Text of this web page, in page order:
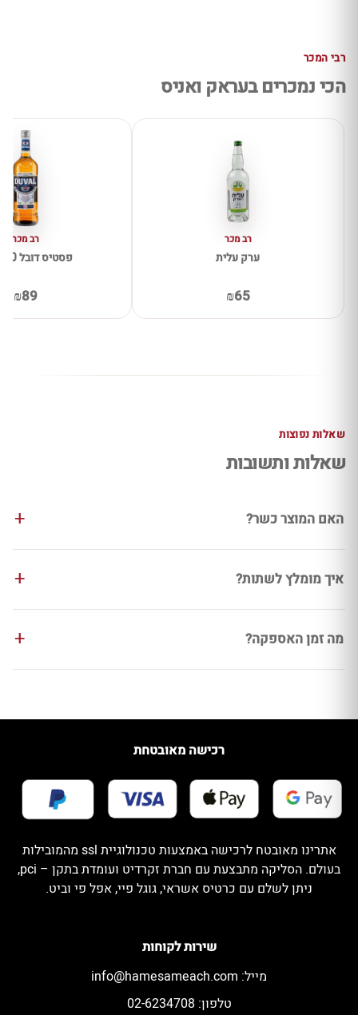
רבי המכר
הכי נמכרים בעראק ואניס
רב מכר
ערק עלית
₪65
רב מכר
פסטיס דובל 700מייל
₪89
שאלות נפוצות
שאלות ותשובות
האם המוצר כשר?
איך מומלץ לשתות?
מה זמן האספקה?
שירות לקוחות
מייל: info@hamesameach.com
טלפון: 02-6234708
רכישה מאובטחת
אתרינו מאובטח לרכישה באמצעות טכנולוגיית ssl מהמובילות
בעולם. הסליקה מתבצעת עם חברת זקרדיט ועומדת בתקן – pci,
ניתן לשלם עם כרטיס אשראי, גוגל פיי, אפל פי וביט.